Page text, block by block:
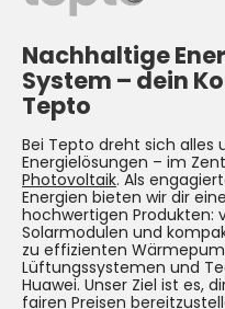
Nachhaltige
System – dein
Tepto
Bei Tepto dreht sich
Energielösungen – im
Photovoltaik. Als
Energien bieten wir dir
hochwertigen Produkten:
Solarmodulen und
zu effizienten
Lüftungssystemen und
Huawei. Unser Ziel ist es,
fairen Preisen